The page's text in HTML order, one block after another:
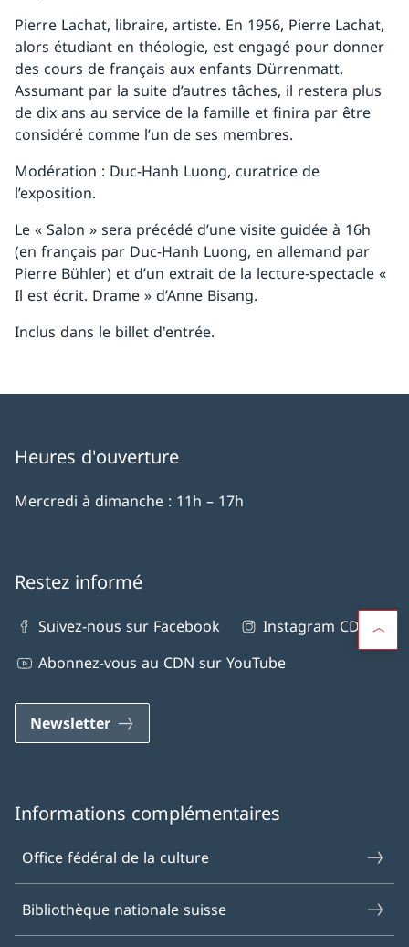
Pierre Lachat, libraire, artiste. En 1956, Pierre Lachat,
alors étudiant en théologie, est engagé pour donner
des cours de français aux enfants Dürrenmatt.
Assumant par la suite d’autres tâches, il restera plus
de dix ans au service de la famille et finira par être
considéré comme l’un de ses membres.
Modération : Duc-Hanh Luong, curatrice de
l’exposition.
Le « Salon » sera précédé d’une visite guidée à 16h
(en français par Duc-Hanh Luong, en allemand par
Pierre Bühler) et d’un extrait de la lecture-spectacle «
Il est écrit. Drame » d’Anne Bisang.
Inclus dans le billet d'entrée.
Heures d'ouverture
Mercredi à dimanche : 11h – 17h
Restez informé
Suivez-nous sur Facebook
Instagram CDN
Abonnez-vous au CDN sur YouTube
Newsletter
Informations complémentaires
Office fédéral de la culture
Bibliothèque nationale suisse